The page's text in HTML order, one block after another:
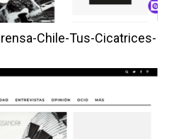
Chile-Tus-Cicatrices-